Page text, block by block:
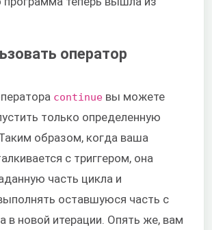
оператор
continue вы можете
только определенную
образом, когда ваша
с триггером, она
часть цикла и
оставшуюся часть с
в новой итерации. Опять же, вам